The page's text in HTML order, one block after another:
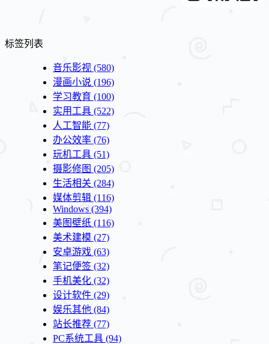
标签列表
音乐影视 (580)
漫画小说 (196)
学习教育 (100)
实用工具 (522)
人工智能 (77)
办公效率 (76)
玩机工具 (51)
摄影修图 (205)
生活相关 (284)
媒体剪辑 (116)
Windows (394)
美图壁纸 (116)
美术建模 (27)
安卓游戏 (63)
笔记便签 (32)
手机美化 (32)
设计软件 (29)
娱乐其他 (84)
站长推荐 (77)
PC系统工具 (94)